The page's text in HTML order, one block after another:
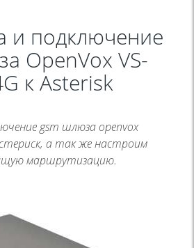
и подключение
OpenVox VS-
к Asterisk
gsm шлюза openvox
а так же настроим
маршрутизацию.